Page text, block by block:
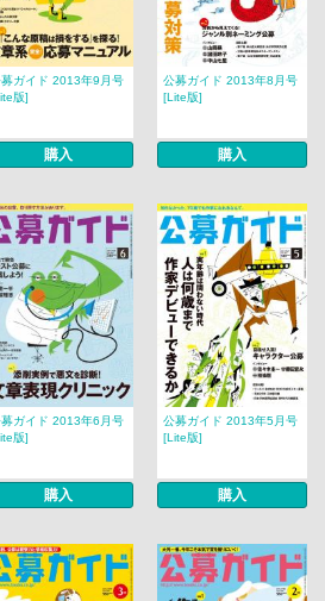
ガイド 2013年9月号
版]
購入
公募ガイド 2013年8月号
[Lite版]
購入
ガイド 2013年6月号
版]
購入
公募ガイド 2013年5月号
[Lite版]
購入